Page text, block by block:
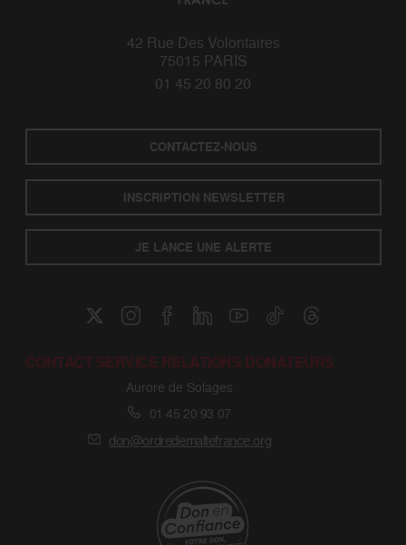
42 Rue Des Volontaires
75015 PARIS
01 45 20 80 20
CONTACTEZ-NOUS
INSCRIPTION NEWSLETTER
JE LANCE UNE ALERTE
CONTACT SERVICE RELATIONS DONATEURS
Aurore de Solages
01 45 20 93 07
don@ordredemaltefrance.org